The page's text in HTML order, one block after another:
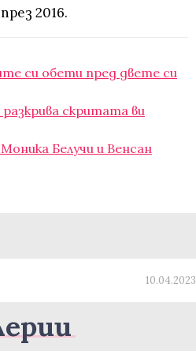
2016.
си обети пред двете си
скритата ви
Белучи и Венсан
10.04.2023